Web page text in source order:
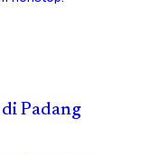
di Padang